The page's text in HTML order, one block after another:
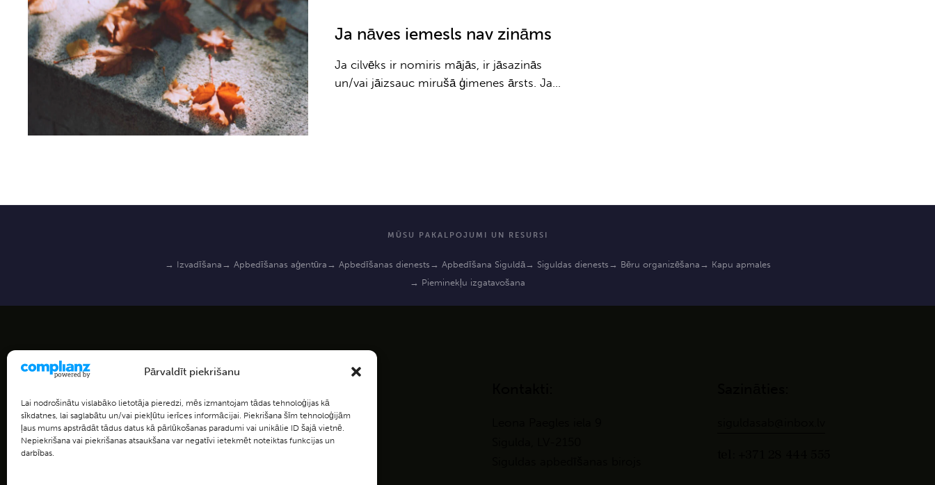
Pārvaldīt piekrišanu
Lai nodrošinātu vislabāko lietotāja pieredzi, mēs izmantojam tādas tehnoloģijas kā
sīkdatnes, lai saglabātu un/vai piekļūtu ierīces informācijai. Piekrišana šīm tehnoloģijām
ļaus mums apstrādāt tādus datus kā pārlūkošanas paradumi vai unikālie ID šajā vietnē.
Nepiekrišana vai piekrišanas atsaukšana var negatīvi ietekmēt noteiktas funkcijas un
darbības.
Ja nāves iemesls nav zināms
Ja cilvēks ir nomiris mājās, ir jāsazinās
un/vai jāizsauc mirušā ģimenes ārsts. Ja…
MŪSU PAKALPOJUMI UN RESURSI
→ Izvadīšana → Apbedīšanas aģentūra → Apbedīšanas dienests → Apbedīšana Siguldā→ Siguldas dienests → Bēru organizēšana → Kapu apmales
→ Pieminekļu izgatavošana
Kad pienāks laiks, jūs
atradīsiet atbalstu pie
mums